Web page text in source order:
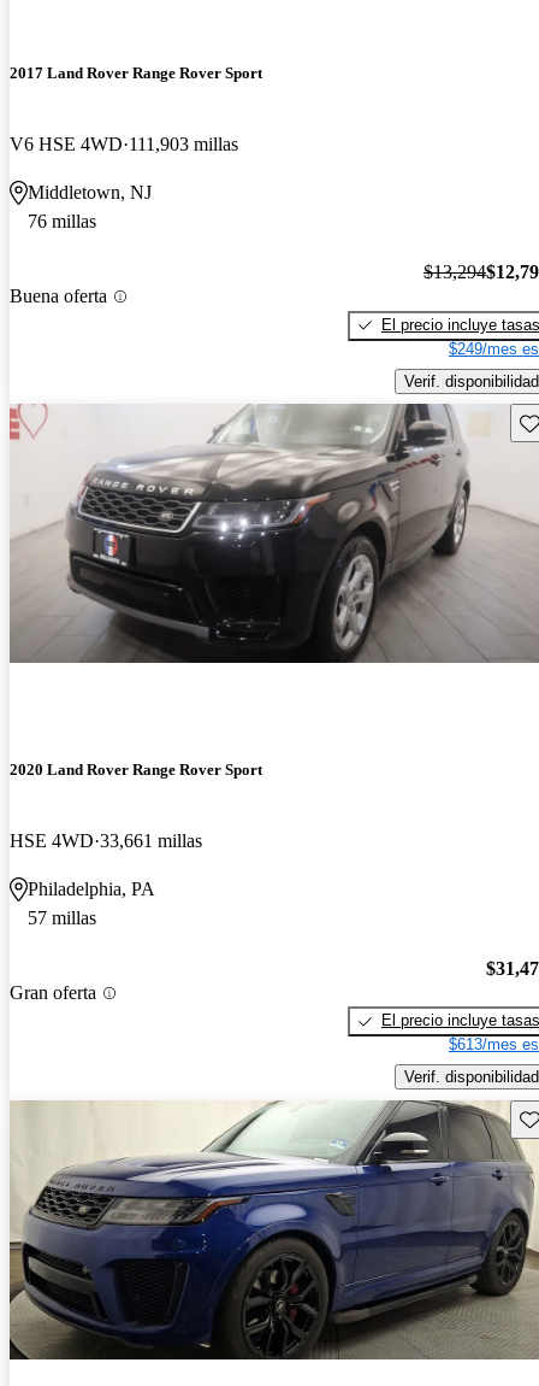
2017 Land Rover Range Rover Sport
V6 HSE 4WD 111,903 millas
Middletown, NJ
76 millas
Buena oferta
$13,294
El precio incluye tasas
$249/mes
Verif. disponibilidad
2020 Land Rover Range Rover Sport
HSE 4WD 33,661 millas
Philadelphia, PA
57 millas
Gran oferta
El precio incluye tasas
$613/mes
Verif. disponibilidad